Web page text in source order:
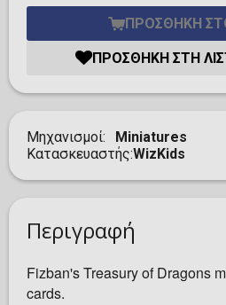
ΠΡΟΣΘΉΚΗ
ΠΡΟΣΘΉΚΗ ΣΤΗ
Μηχανισμοί
Miniatures
Κατασκευαστής WizKids
Περιγραφή
Fizban's Treasury of Dragons
cards.